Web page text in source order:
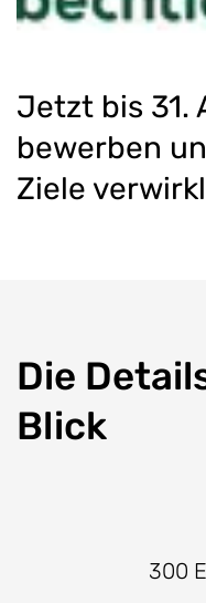
Jetzt bis 31.
bewerben
Ziele
Die
Blick
300